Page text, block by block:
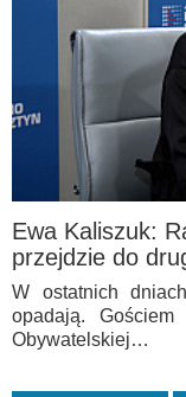
Ewa Kaliszuk:
przejdzie do
W ostatnich
opadają.
Obywatelskiej…